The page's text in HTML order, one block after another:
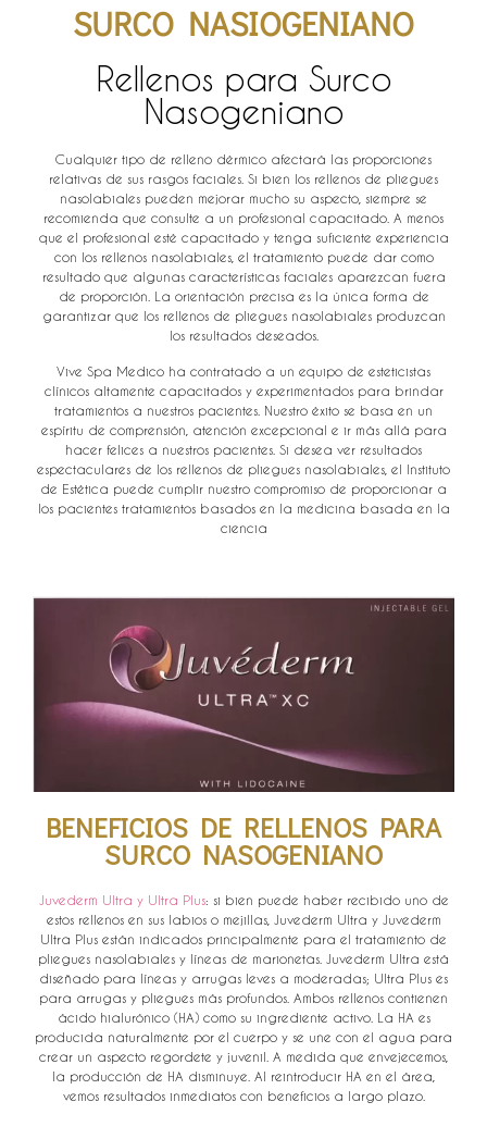
SURCO NASIOGENIANO
Rellenos para Surco
Nasogeniano
Cualquier tipo de relleno dérmico afectará las proporciones
relativas de sus rasgos faciales. Si bien los rellenos de pliegues
nasolabiales pueden mejorar mucho su aspecto, siempre se
recomienda que consulte a un profesional capacitado. A menos
que el profesional esté capacitado y tenga suficiente experiencia
con los rellenos nasolabiales, el tratamiento puede dar como
resultado que algunas características faciales aparezcan fuera
de proporción. La orientación precisa es la única forma de
garantizar que los rellenos de pliegues nasolabiales produzcan
los resultados deseados.
Vive Spa Medico ha contratado a un equipo de esteticistas
clínicos altamente capacitados y experimentados para brindar
tratamientos a nuestros pacientes. Nuestro éxito se basa en un
espíritu de comprensión, atención excepcional e ir más allá para
hacer felices a nuestros pacientes. Si desea ver resultados
espectaculares de los rellenos de pliegues nasolabiales, el Instituto
de Estética puede cumplir nuestro compromiso de proporcionar a
los pacientes tratamientos basados en la medicina basada en la
ciencia
BENEFICIOS DE RELLENOS PARA
SURCO NASOGENIANO
Juvederm Ultra y Ultra Plus: si bien puede haber recibido uno de
estos rellenos en sus labios o mejillas, Juvederm Ultra y Juvederm
Ultra Plus están indicados principalmente para el tratamiento de
pliegues nasolabiales y líneas de marionetas. Juvederm Ultra está
diseñado para líneas y arrugas leves a moderadas; Ultra Plus es
para arrugas y pliegues más profundos. Ambos rellenos contienen
ácido hialurónico (HA) como su ingrediente activo. La HA es
producida naturalmente por el cuerpo y se une con el agua para
crear un aspecto regordete y juvenil. A medida que envejecemos,
la producción de HA disminuye. Al reintroducir HA en el área,
vemos resultados inmediatos con beneficios a largo plazo.